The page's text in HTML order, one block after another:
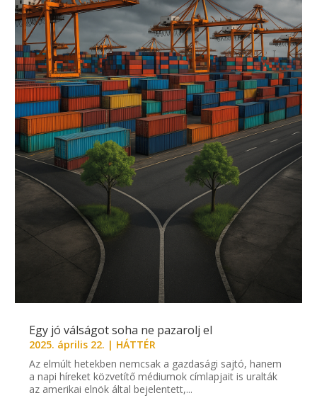
Egy jó válságot soha ne pazarolj el
2025. április 22. | HÁTTÉR
Az elmúlt hetekben nemcsak a gazdasági sajtó, hanem
a napi híreket közvetítő médiumok címlapjait is uralták
az amerikai elnök által bejelentett,...